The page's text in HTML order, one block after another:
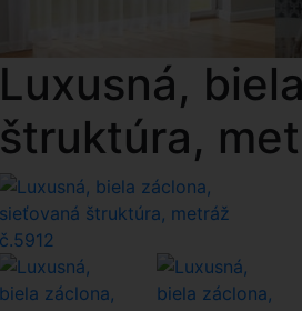
Luxusná,
štruktúra,